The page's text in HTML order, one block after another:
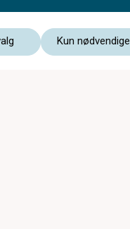
Kun nødvendige